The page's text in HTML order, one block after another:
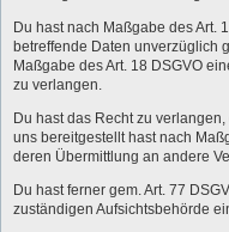
Du hast nach Maßgabe des Art.
betreffende Daten unverzüglich
Maßgabe des Art. 18 DSGVO
zu verlangen.
Du hast das Recht zu
uns bereitgestellt hast nach
deren Übermittlung an andere
Du hast ferner gem. Art. 77
zuständigen Aufsichtsbehörde